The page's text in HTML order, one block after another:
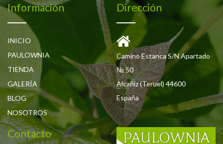
Información
INICIO
PAULOWNIA
TIENDA
GALERÍA
BLOG
NOSOTROS
Dirección
Camino Estanca S/N Apartado
№ 50
Alcañiz (Teruel) 44600
España
Contacto